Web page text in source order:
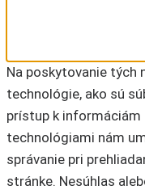
Na poskytovanie tých
technológie, ako sú
prístup k informáciám
technológiami nám
správanie pri
stránke. Nesúhlas